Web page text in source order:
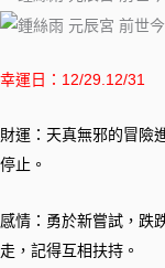
幸運日：12/29.12/31
財運：天真無邪的冒險
停止。
感情：勇於新嘗試，跌
走，記得互相扶持。